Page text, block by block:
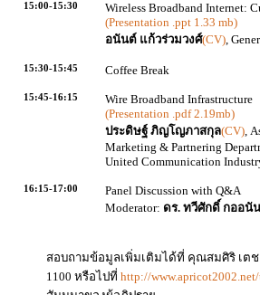
15:00-15:30
Wireless Broadband Internet:
(Presentation .ppt 1.33 mb)
อนันต์ แก้วร่วมวงศ์(CV),
15:30-15:45 Coffee Break
15:45-16:15
Wire Broadband Infrastructure
(Presentation .pdf 2.19mb)
ประดิษฐ์ ภิญโญภาสกุล(CV),
Marketing & Partnering
United Communication
16:15-17:00
Panel Discussion with Q&A
Moderator: ดร. ทวีศักดิ์ กออนั
สอบถามข้อมูลเพิ่มเติมได้ที่ คุณสมศิริ เตช
1100 หรือไปที่ http://